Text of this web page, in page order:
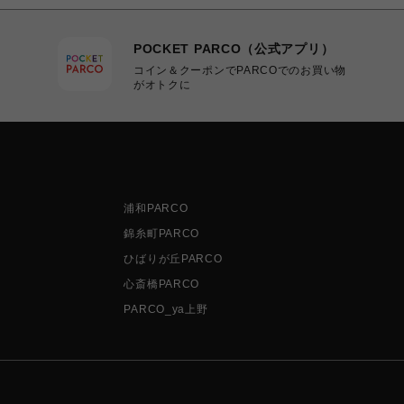
POCKET PARCO（公式アプリ）
コイン＆クーポンでPARCOでのお買い物
がオトクに
浦和PARCO
錦糸町PARCO
ひばりが丘PARCO
心斎橋PARCO
PARCO_ya上野